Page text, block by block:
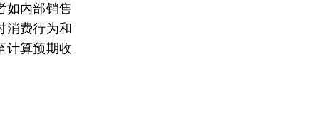
如内部销售
消费行为和
计算预期收